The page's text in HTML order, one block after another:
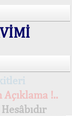
!..